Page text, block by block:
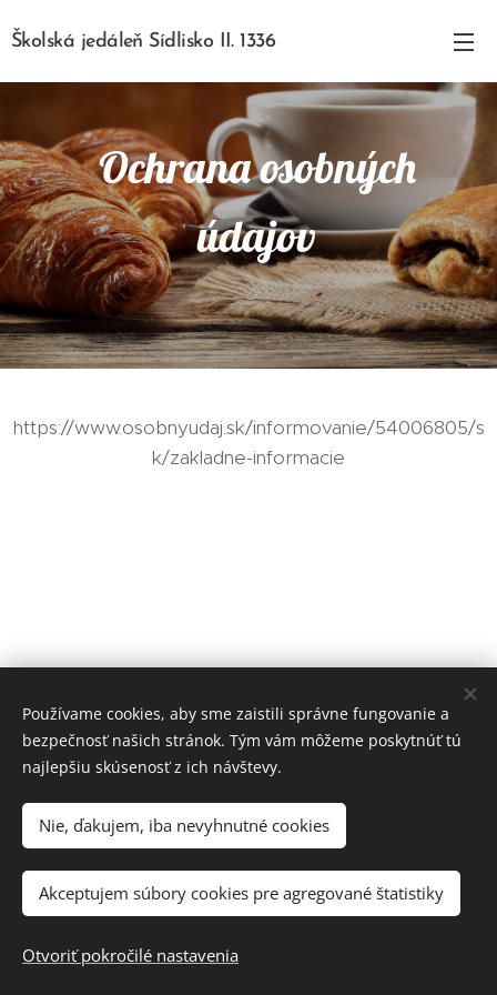
Školská jedáleň Sídlisko II. 1336
Ochrana osobných
údajov
https://www.osobnyudaj.sk/informovanie/54006805/s
k/zakladne-informacie
Cookies
Používame cookies, aby sme zaistili správne fungovanie a
bezpečnosť našich stránok. Tým vám môžeme poskytnúť tú
najlepšiu skúsenosť z ich návštevy.
Nie, ďakujem, iba nevyhnutné cookies
Akceptujem súbory cookies pre agregované štatistiky
Otvoriť pokročilé nastavenia